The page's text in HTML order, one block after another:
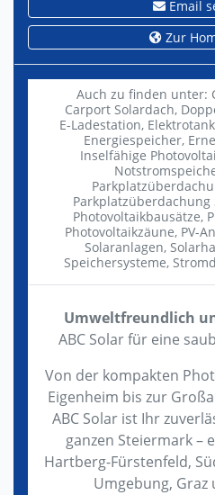
Email
Zur
Auch zu finden unter:
Carport Solardach,
E-Ladestation,
Energiespeicher,
Inselfähige
Parkplatzüberdachung
Photovoltaikbausätze,
Photovoltaikzäune, PV-
Solaranlagen,
Speichersysteme,
Umweltfreundlich
ABC Solar für eine
Von der kompakten
Eigenheim bis zur
ABC Solar ist Ihr
ganzen Steiermark –
Hartberg-Fürstenfeld,
Umgebung,